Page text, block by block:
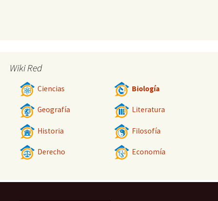
Wiki Red
Ciencias Biología
Geografía Literatura
Historia Filosofía
Derecho Economía